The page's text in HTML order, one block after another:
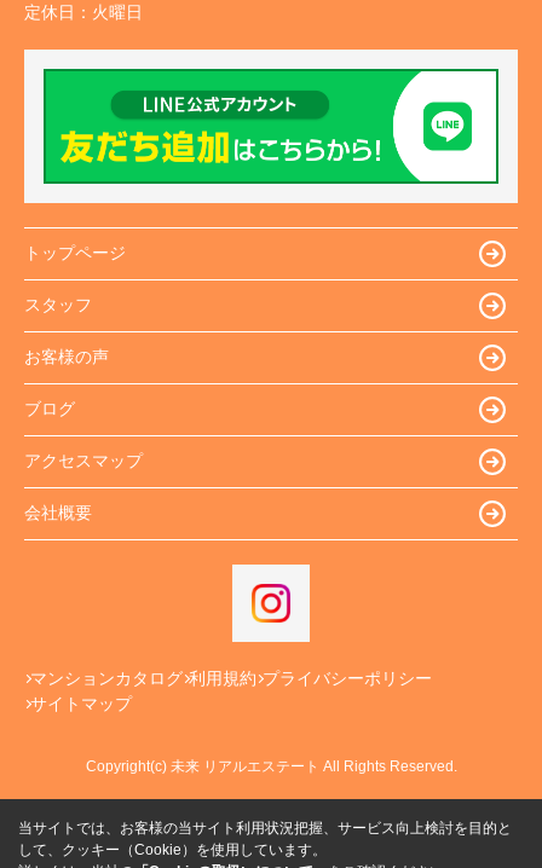
定休日： 火曜日
トップページ
スタッフ
お客様の声
ブログ
アクセスマップ
会社概要
マンションカタログ 利用規約 プライバシーポリシー
サイトマップ
Copyright(c) 未来 リアルエステート All Rights Reserved.
当サイトでは、お客様の当サイト利用状況把握、サービス向上検討を目的と
して、クッキー（Cookie）を使用しています。